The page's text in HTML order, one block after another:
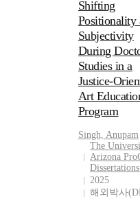
culturally
pedagogy that
Ladson-
framework, and
them did not
shared
culturally
pedagogy. In
all of the
except one,
receiving any
professional
development
on culturally
question by
it reflects
double
monolingualism
(Jorgensen,
fail to recognize
sociolinguistic
of bilingual
Lin, 2017). In
to the need to
multilingual
where the
nature of
their
repertoires to
and transform
classroom
borders and
counts as
language
Garcia & Reid,
In elementary
language
(DLI) contexts,
bilingualism,
and
developed in
languages of
Shifting
Positionality
Subjectivity
During
Studies in a
Justice-
Art
Program
Singh, Anupam
The
Arizona
2025
해외박사